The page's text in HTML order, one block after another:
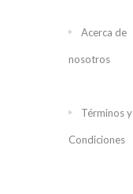
Acerca de
nosotros
Términos y
Condiciones